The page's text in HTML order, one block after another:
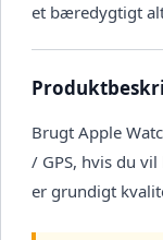
et bæredygtigt
Brugt Apple
/ GPS, hvis du
er grundigt